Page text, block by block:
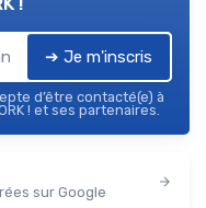
➔ Je m'inscris
d’être contacté(e) à
! et ses partenaires.
sur Google